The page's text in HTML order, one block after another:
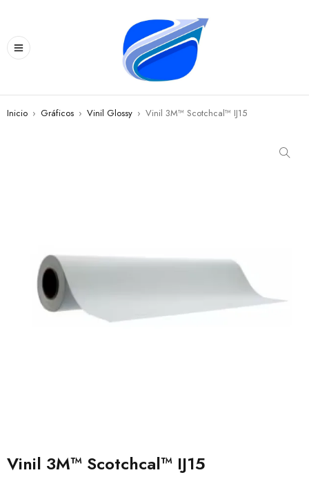
Inicio › Gráficos › Vinil Glossy › Vinil 3M™ Scotchcal™ IJ15
Vinil 3M™ Scotchcal™ IJ15